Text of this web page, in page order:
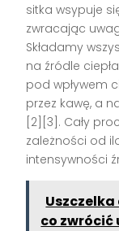
sitka wsypuje
zwracając
Składamy
na źródle
pod wpływem
przez kawę, a
[2][3]. Cały
zależności od
intensywności
co zwrócić